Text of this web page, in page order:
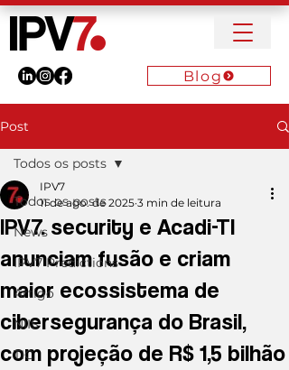
Blog
Post
Todos os posts
News
IPV7 Predictions
Artigo
NIIS
TIC
Todos os posts
IPV7. security e Acadi-TI
anunciam fusão e criam
maior ecossistema de
cibersegurança do Brasil,
com projeção de R$ 1,5 bilhão
IPV7
11 de ago. de 2025 3 min de leitura